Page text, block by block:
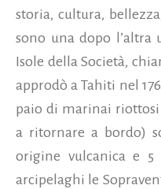
storia, cultura,
sono una dopo l’altra
Isole della Società,
approdò a Tahiti nel
paio di marinai riottosi
a ritornare a bordo)
origine vulcanica e
arcipelaghi le